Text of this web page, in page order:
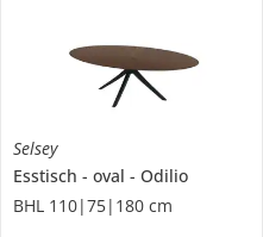
Selsey
Esstisch
oval
Odilio
BHL 110|75|180 cm